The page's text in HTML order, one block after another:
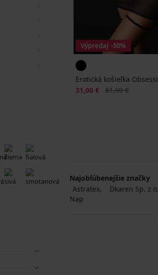
Výpredaj -50%
Erotická košieľka
Zľava
31,00 € Pôvodná cena
61,99 €
Najobľúbenejšie značky
Astratex
Dkaren Sp. z
Nap